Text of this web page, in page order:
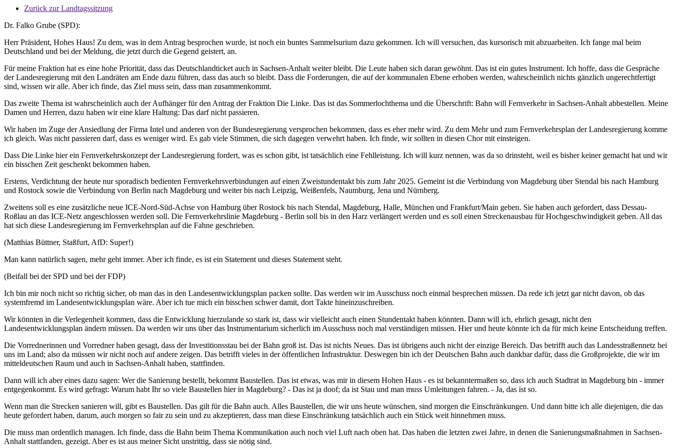
Zurück zur Landtagssitzung
Dr. Falko Grube (SPD):
Herr Präsident, Hohes Haus! Zu dem, was in dem Antrag besprochen wurde, ist noch ein buntes Sammelsurium dazu gekommen. Ich will versuchen, das kursorisch mit abzuarbeiten. Ich fange mal beim
Deutschland und bei der Meldung, die jetzt durch die Gegend geistert, an.
Für meine Fraktion hat es eine hohe Priorität, dass das Deutschlandticket auch in Sachsen-Anhalt weiter bleibt. Die Leute haben sich daran gewöhnt. Das ist ein gutes Instrument. Ich hoffe, dass die Gespräche
der Landesregierung mit den Landräten am Ende dazu führen, dass das auch so bleibt. Dass die Forderungen, die auf der kommunalen Ebene erhoben werden, wahrscheinlich nichts gänzlich ungerechtfertigt
sind, wissen wir alle. Aber ich finde, das Ziel muss sein, dass man zusammenkommt.
Das zweite Thema ist wahrscheinlich auch der Aufhänger für den Antrag der Fraktion Die Linke. Das ist das Sommerlochthema und die Überschrift: Bahn will Fernverkehr in Sachsen-Anhalt abbestellen. Meine
Damen und Herren, dazu haben wir eine klare Haltung: Das darf nicht passieren.
Wir haben im Zuge der Ansiedlung der Firma Intel und anderen von der Bundesregierung versprochen bekommen, dass es eher mehr wird. Zu dem Mehr und zum Fernverkehrsplan der Landesregierung komme
ich gleich. Was nicht passieren darf, dass es weniger wird. Es gab viele Stimmen, die sich dagegen verwehrt haben. Ich finde, wir sollten in diesen Chor mit einsteigen.
Dass Die Linke hier ein Fernverkehrskonzept der Landesregierung fordert, was es schon gibt, ist tatsächlich eine Fehlleistung. Ich will kurz nennen, was da so drinsteht, weil es bisher keiner gemacht hat und wir
ein bisschen Zeit geschenkt bekommen haben.
Erstens, Verdichtung der heute nur sporadisch bedienten Fernverkehrsverbindungen auf einen Zweistundentakt bis zum Jahr 2025. Gemeint ist die Verbindung von Magdeburg über Stendal bis nach Hamburg
und Rostock sowie die Verbindung von Berlin nach Magdeburg und weiter bis nach Leipzig, Weißenfels, Naumburg, Jena und Nürnberg.
Zweitens soll es eine zusätzliche neue ICE-Nord-Süd-Achse von Hamburg über Rostock bis nach Stendal, Magdeburg, Halle, München und Frankfurt/Main geben. Sie haben auch gefordert, dass Dessau-
Roßlau an das ICE-Netz angeschlossen werden soll. Die Fernverkehrslinie Magdeburg - Berlin soll bis in den Harz verlängert werden und es soll einen Streckenausbau für Hochgeschwindigkeit geben. All das
hat sich diese Landesregierung im Fernverkehrsplan auf die Fahne geschrieben.
(Matthias Büttner, Staßfurt, AfD: Super!)
Man kann natürlich sagen, mehr geht immer. Aber ich finde, es ist ein Statement und dieses Statement steht.
(Beifall bei der SPD und bei der FDP)
Ich bin mir noch nicht so richtig sicher, ob man das in den Landesentwicklungsplan packen sollte. Das werden wir im Ausschuss noch einmal besprechen müssen. Da rede ich jetzt gar nicht davon, ob das
systemfremd im Landesentwicklungsplan wäre. Aber ich tue mich ein bisschen schwer damit, dort Takte hineinzuschreiben.
Wir könnten in die Verlegenheit kommen, dass die Entwicklung hierzulande so stark ist, dass wir vielleicht auch einen Stundentakt haben könnten. Dann will ich, ehrlich gesagt, nicht den
Landesentwicklungsplan ändern müssen. Da werden wir uns über das Instrumentarium sicherlich im Ausschuss noch mal verständigen müssen. Hier und heute könnte ich da für mich keine Entscheidung treffen.
Die Vorrednerinnen und Vorredner haben gesagt, dass der Investitionsstau bei der Bahn groß ist. Das ist nichts Neues. Das ist übrigens auch nicht der einzige Bereich. Das betrifft auch das Landesstraßennetz bei
uns im Land; also da müssen wir nicht noch auf andere zeigen. Das betrifft vieles in der öffentlichen Infrastruktur. Deswegen bin ich der Deutschen Bahn auch dankbar dafür, dass die Großprojekte, die wir im
mitteldeutschen Raum und auch in Sachsen-Anhalt haben, stattfinden.
Dann will ich aber eines dazu sagen: Wer die Sanierung bestellt, bekommt Baustellen. Das ist etwas, was mir in diesem Hohen Haus - es ist bekanntermaßen so, dass ich auch Stadtrat in Magdeburg bin - immer
entgegenkommt. Es wird gefragt: Warum habt Ihr so viele Baustellen hier in Magdeburg? - Das ist ja doof; da ist Stau und man muss Umleitungen fahren. - Ja, das ist so.
Wenn man die Strecken sanieren will, gibt es Baustellen. Das gilt für die Bahn auch. Alles Baustellen, die wir uns heute wünschen, sind morgen die Einschränkungen. Und dann bitte ich alle diejenigen, die das
heute gefordert haben, darum, auch morgen so fair zu sein und zu akzeptieren, dass man diese Einschränkung tatsächlich auch ein Stück weit hinnehmen muss.
Die muss man ordentlich managen. Ich finde, dass die Bahn beim Thema Kommunikation auch noch viel Luft nach oben hat. Das haben die letzten zwei Jahre, in denen die Sanierungsmaßnahmen in Sachsen-
Anhalt stattfanden, gezeigt. Aber es ist aus meiner Sicht unstrittig, dass sie nötig sind.